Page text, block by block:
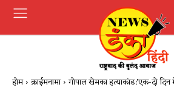
होम क्राईमनामा गोपाल खेमका हत्याकांड:'एक-दो